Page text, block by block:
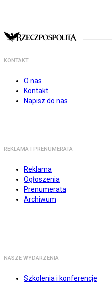
KONTAKT
O nas
Kontakt
Napisz do nas
REKLAMA I PRENUMERATA
Reklama
Ogłoszenia
Prenumerata
Archiwum
NASZE WYDARZENIA
Szkolenia i konferencje